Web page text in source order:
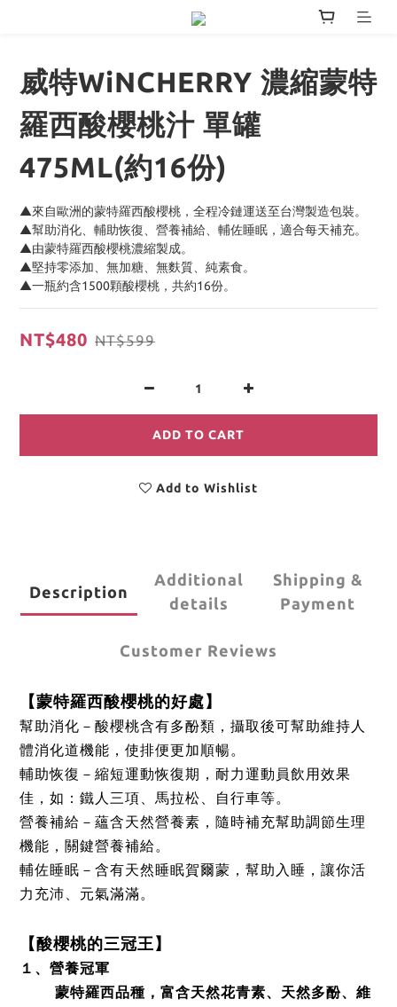
威特WiNCHERRY 濃縮蒙特
羅西酸櫻桃汁 單罐
475ML(約16份)
▲來自歐洲的蒙特羅西酸櫻桃，全程冷鏈運送至台灣製造包裝。
▲幫助消化、輔助恢復、營養補給、輔佐睡眠，適合每天補充。
▲由蒙特羅西酸櫻桃濃縮製成。
▲堅持零添加、無加糖、無麩質、純素食。
▲一瓶約含1500顆酸櫻桃，共約16份。
NT$480 NT$599
ADD TO CART
Add to Wishlist
Description
Additional
details
Shipping &
Payment
Customer Reviews
【蒙特羅西酸櫻桃的好處】
幫助消化－酸櫻桃含有多酚類，攝取後可幫助維持人
體消化道機能，使排便更加順暢。
輔助恢復－縮短運動恢復期，耐力運動員飲用效果
佳，如：鐵人三項、馬拉松、自行車等。
營養補給－蘊含天然營養素，隨時補充幫助調節生理
機能，關鍵營養補給。
輔佐睡眠－含有天然睡眠賀爾蒙，幫助入睡，讓你活
力充沛、元氣滿滿。
【酸櫻桃的三冠王】
１、營養冠軍
蒙特羅西品種，富含天然花青素、天然多酚、維